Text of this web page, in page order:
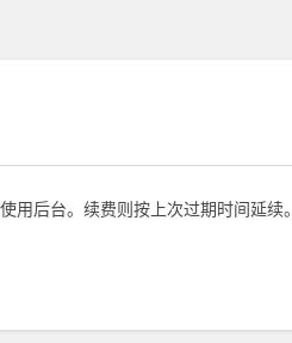
用后台。续费则按上次过期时间延续。